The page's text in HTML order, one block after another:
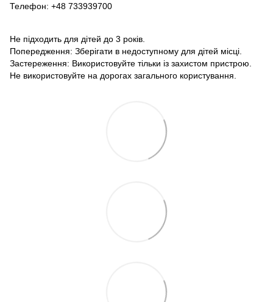
Телефон: +48 733939700
Не підходить для дітей до 3 років.
Попередження: Зберігати в недоступному для дітей місці.
Застереження: Використовуйте тільки із захистом пристрою.
Не використовуйте на дорогах загального користування.